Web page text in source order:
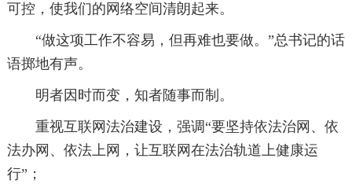
可控，使我们的网络空间清朗起来。
“做这项工作不容易，但再难也要做。”总书记的话
语掷地有声。
明者因时而变，知者随事而制。
重视互联网法治建设，强调“要坚持依法治网、依
法办网、依法上网，让互联网在法治轨道上健康运
行”；